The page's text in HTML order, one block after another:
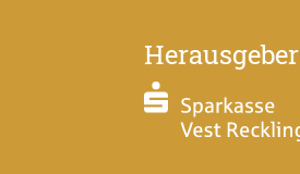
Herausgeber